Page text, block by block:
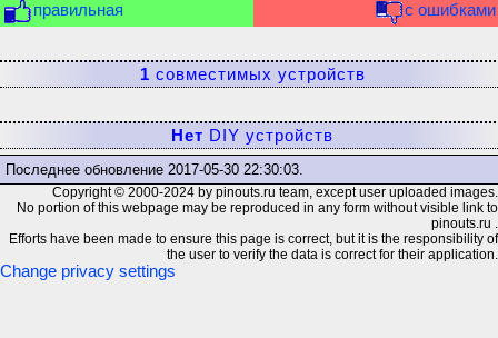
правильная
с ошибками
1 совместимых устройств
Нет DIY устройств
Последнее обновление 2017-05-30 22:30:03.
Copyright © 2000-2024 by pinouts.ru team, except user uploaded images.
No portion of this webpage may be reproduced in any form without visible link to
pinouts.ru .
Efforts have been made to ensure this page is correct, but it is the responsibility of
the user to verify the data is correct for their application.
Change privacy settings